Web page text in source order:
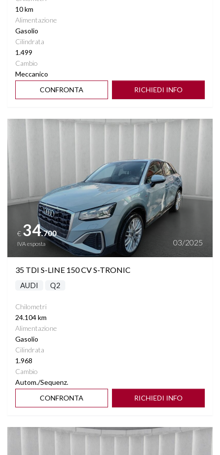
10 km
Alimentazione
Gasolio
Cilindrata
1.499
Cambio
Meccanico
CONFRONTA
RICHIEDI INFO
Vedi dettagli
€ 34.700
IVA esposta 03/2025
35 TDI S-LINE 150 CV S-TRONIC
AUDI Q2
Chilometri
24.104 km
Alimentazione
Gasolio
Cilindrata
1.968
Cambio
Autom./Sequenz.
CONFRONTA
RICHIEDI INFO
Vedi dettagli